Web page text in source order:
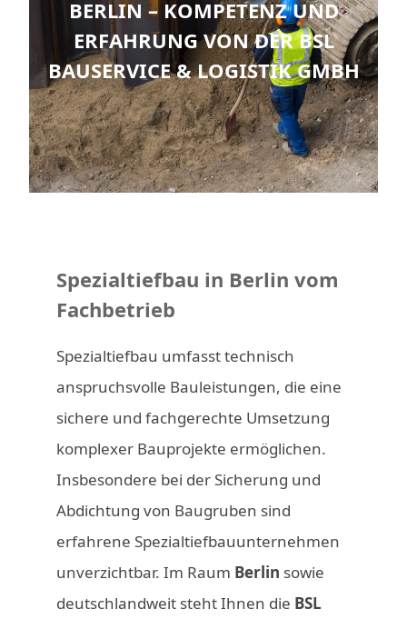
BERLIN – KOMPETENZ UND
ERFAHRUNG VON DER BSL
BAUSERVICE & LOGISTIK GMBH
Spezialtiefbau in Berlin vom
Fachbetrieb
Spezialtiefbau umfasst technisch
anspruchsvolle Bauleistungen, die eine
sichere und fachgerechte Umsetzung
komplexer Bauprojekte ermöglichen.
Insbesondere bei der Sicherung und
Abdichtung von Baugruben sind
erfahrene Spezialtiefbauunternehmen
unverzichtbar. Im Raum Berlin sowie
deutschlandweit steht Ihnen die BSL